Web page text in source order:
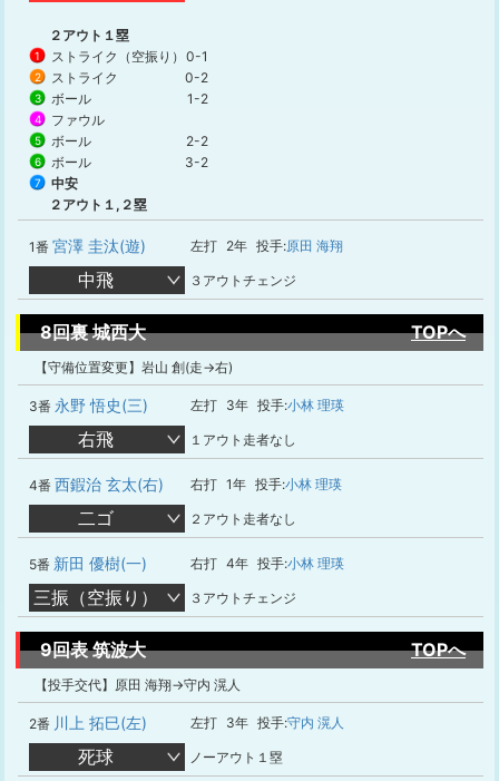
２アウト１塁
1 ストライク（空振り） 0-1
2 ストライク 0-2
3 ボール 1-2
4 ファウル
5 ボール 2-2
6 ボール 3-2
7
中安
２アウト１,２塁
1番 宮澤 圭汰(遊) 左打 2年 投手:原田 海翔
中飛 ３アウトチェンジ
8回裏 城西大 TOPへ
【守備位置変更】岩山 創(走→右)
3番 永野 悟史(三) 左打 3年 投手:小林 理瑛
右飛 １アウト走者なし
4番 西鍜治 玄太(右) 右打 1年 投手:小林 理瑛
二ゴ ２アウト走者なし
5番 新田 優樹(一) 右打 4年 投手:小林 理瑛
三振（空振り） ３アウトチェンジ
9回表 筑波大 TOPへ
【投手交代】原田 海翔→守内 滉人
2番 川上 拓巳(左) 左打 3年 投手:守内 滉人
死球 ノーアウト１塁